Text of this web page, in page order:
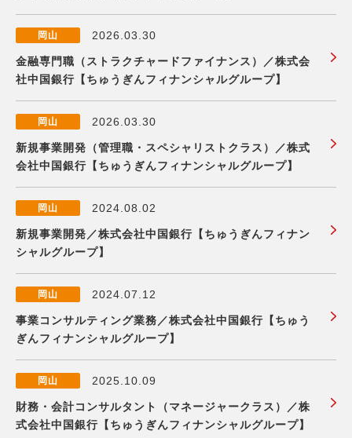
岡山 2026.03.30
金融専門職（ストラクチャードファイナンス）／株式会
社中国銀行【ちゅうぎんフィナンシャルグループ】
岡山 2026.03.30
新規事業開発（管理職・スペシャリストクラス）／株式
会社中国銀行【ちゅうぎんフィナンシャルグループ】
岡山 2024.08.02
新規事業開発／株式会社中国銀行【ちゅうぎんフィナン
シャルグループ】
岡山 2024.07.12
事業コンサルティング業務／株式会社中国銀行【ちゅう
ぎんフィナンシャルグループ】
岡山 2025.10.09
財務・会計コンサルタント（マネージャークラス）／株
式会社中国銀行【ちゅうぎんフィナンシャルグループ】